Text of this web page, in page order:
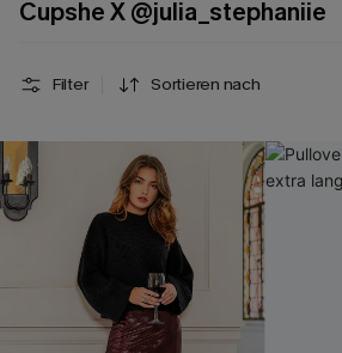
Cupshe X @julia_stephaniie
Filter Sortieren nach